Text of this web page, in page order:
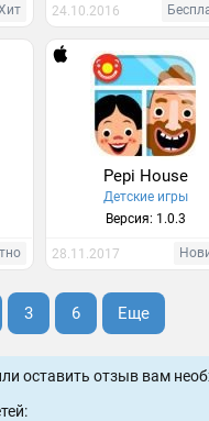
24.10.2016
Pepi House
Детские игры
Версия: 1.0.3
28.11.2017
3 6 Еще
оставить отзыв вам